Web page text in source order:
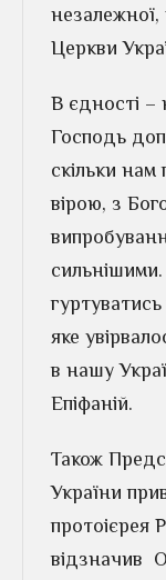
незалежної,
Церкви
В єдності –
Господь
скільки нам
вірою, з
яке
в нашу
Епіфаній.
Також
України
протоієрея
відзначив